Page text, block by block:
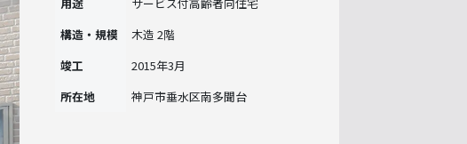
構造・規模
木造 2階
竣工
2015年3月
所在地
神戸市垂水区南多聞台